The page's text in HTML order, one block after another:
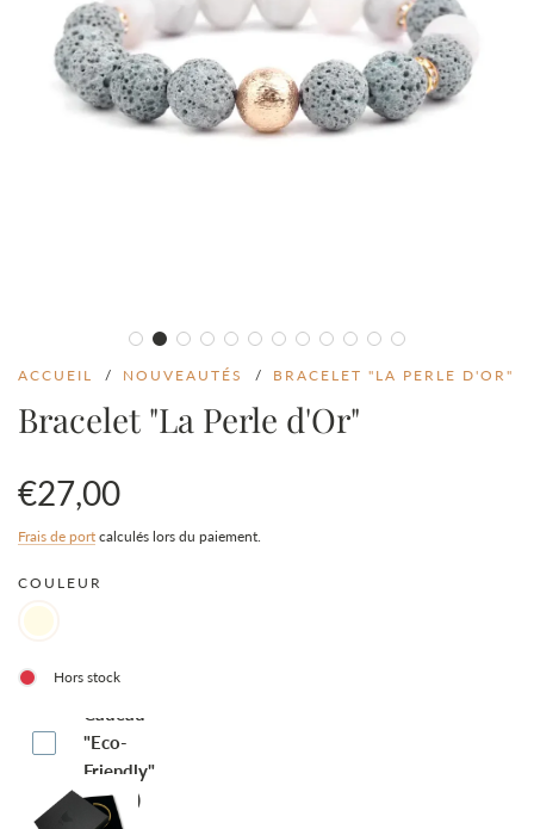
ACCUEIL / NOUVEAUTÉS / BRACELET "LA PERLE D'OR"
Bracelet "La Perle d'Or"
Prix
en
solde
Prix
régulier
€27,00
Frais de port calculés lors du paiement.
COULEUR
Hors stock
Boite-
Cadeau
"Eco-
Friendly"
(€4.95)